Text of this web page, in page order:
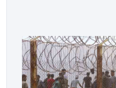
البحري، قبل أن تتفاقم
ما استنفر عدداً من مراكب […]